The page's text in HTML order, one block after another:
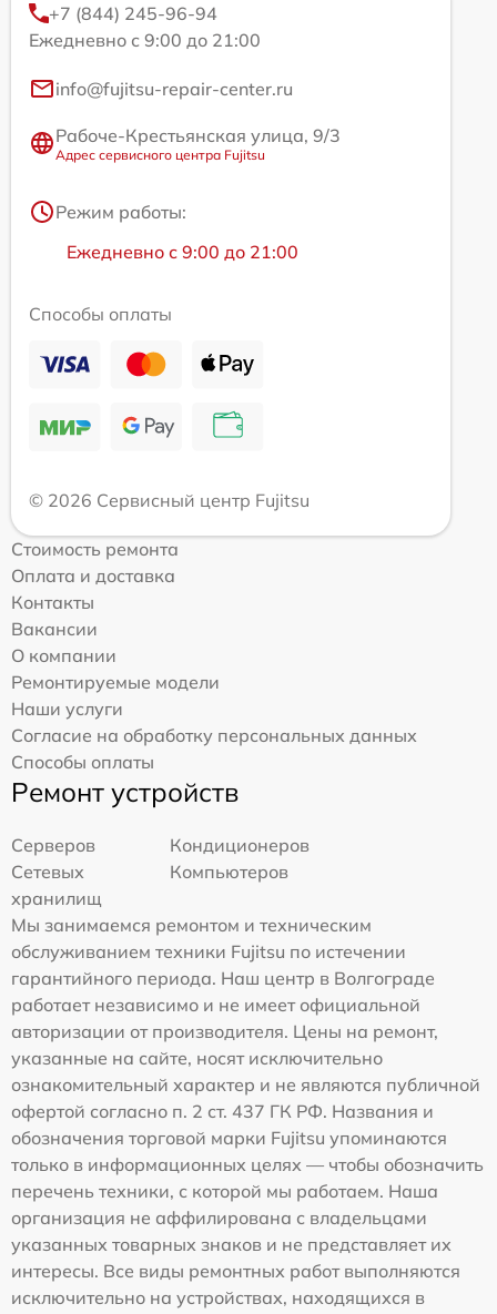
+7 (844) 245-96-94
Ежедневно с 9:00 до 21:00
info@fujitsu-repair-center.ru
Рабоче-Крестьянская улица, 9/3
Адрес сервисного центра Fujitsu
Режим работы:
Ежедневно с 9:00 до 21:00
Способы оплаты
© 2026 Сервисный центр Fujitsu
Стоимость ремонта
Оплата и доставка
Контакты
Вакансии
О компании
Ремонтируемые модели
Наши услуги
Согласие на обработку персональных данных
Способы оплаты
Ремонт устройств
Серверов
Кондиционеров
Сетевых
хранилищ
Компьютеров
Мы занимаемся ремонтом и техническим
обслуживанием техники Fujitsu по истечении
гарантийного периода. Наш центр в Волгограде
работает независимо и не имеет официальной
авторизации от производителя. Цены на ремонт,
указанные на сайте, носят исключительно
ознакомительный характер и не являются публичной
офертой согласно п. 2 ст. 437 ГК РФ. Названия и
обозначения торговой марки Fujitsu упоминаются
только в информационных целях — чтобы обозначить
перечень техники, с которой мы работаем. Наша
организация не аффилирована с владельцами
указанных товарных знаков и не представляет их
интересы. Все виды ремонтных работ выполняются
исключительно на устройствах, находящихся в